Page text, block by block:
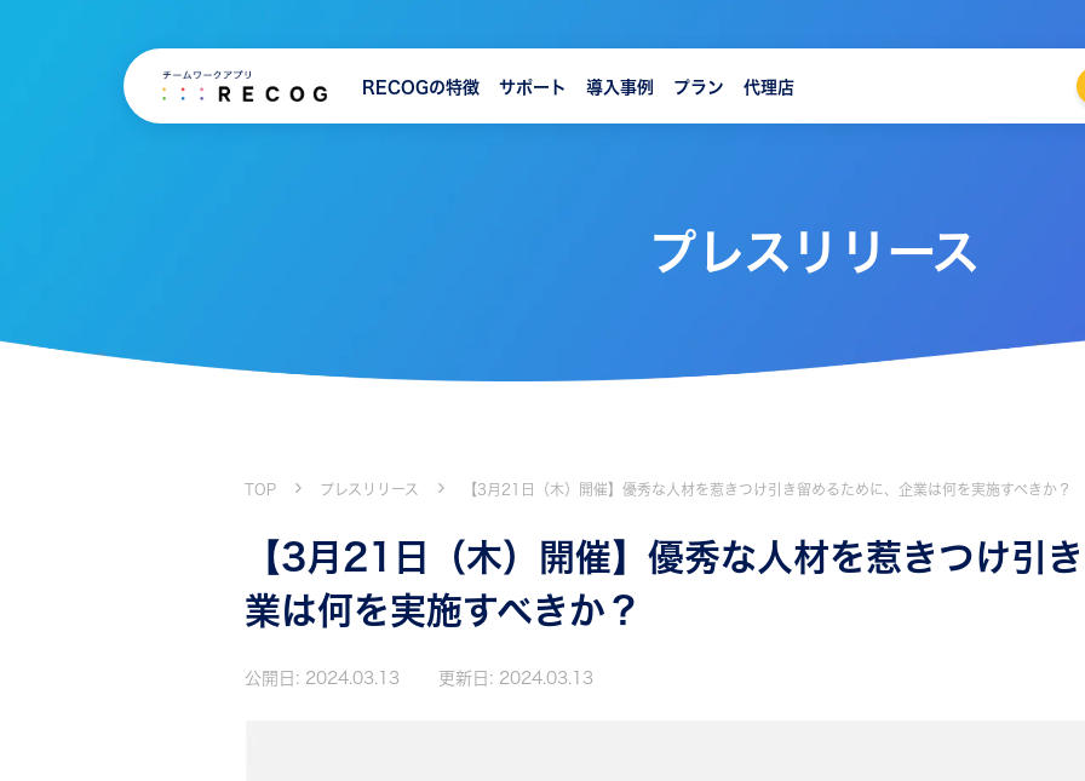
RECOGの特徴 サポート 導入事例 プラン 代理店
プレスリリース
TOP プレスリリース 【3月21日（木）開催】優秀な人材を惹きつけ引き留めるために、企業は何を実施すべきか？
【3月21日（木）開催】優秀な人材を惹きつけ引
業は何を実施すべきか？
公開日: 2024.03.13 更新日: 2024.03.13